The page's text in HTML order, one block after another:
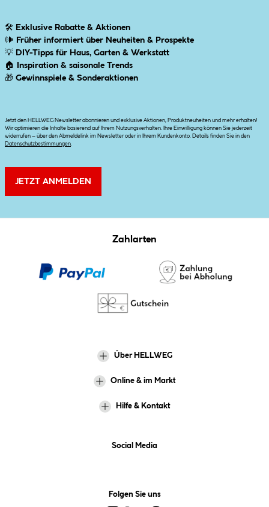
🛠 Exklusive Rabatte & Aktionen
🕪 Früher informiert über Neuheiten & Prospekte
💡 DIY-Tipps für Haus, Garten & Werkstatt
🏠
Inspiration & saisonale Trends
🎁 Gewinnspiele & Sonderaktionen
Jetzt den HELLWEG Newsletter abonnieren und exklusive Aktionen, Produktneuheiten und mehr erhalten!
Wir optimieren die Inhalte basierend auf Ihrem Nutzungsverhalten. Ihre Einwilligung können Sie jederzeit
widerrufen – über den Abmeldelink im Newsletter oder in Ihrem Kundenkonto. Details finden Sie in den
Datenschutzbestimmungen
JETZT ANMELDEN
Zahlarten
Über HELLWEG
Online & im Markt
Hilfe & Kontakt
Social Media
Folgen Sie uns